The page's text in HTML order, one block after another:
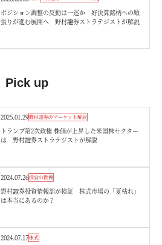
ポジション調整の反動は一巡か 好決算銘柄への順
張りが進む展開へ 野村證券ストラテジストが解説
Pick up
2025.01.29野村證券のマーケット解説
トランプ第2次政権 株価が上昇した米国株セクター
は 野村證券ストラテジストが解説
2024.07.26投資の教養
野村證券投資情報部が検証 株式市場の「夏枯れ」
は本当にあるのか？
2024.07.17株式